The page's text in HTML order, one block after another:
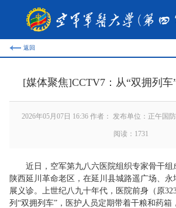
返回
[媒体聚焦]CCTV7：从“双拥列车
2026年05月07日 16:36 作者： 发布单位：正午国
阅读： 1731
近日，空军第九八六医院组织专家骨干组
陕西延川革命老区，在延川县城路遥广场、
展义诊。上世纪八九十年代，医院前身（原
列“双拥列车”，医护人员定期带着干粮和药箱